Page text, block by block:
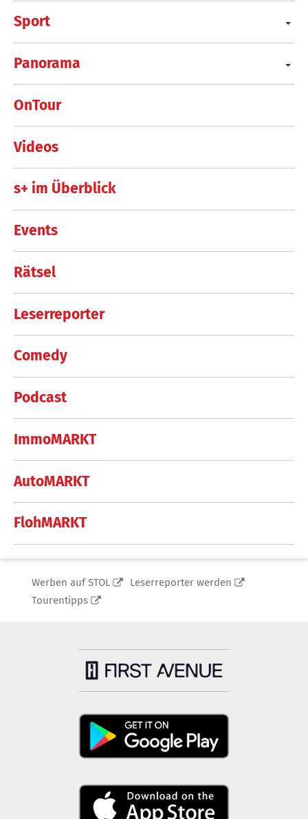
Sport
Panorama
OnTour
Videos
s+ im Überblick
Events
Rätsel
Leserreporter
Comedy
Podcast
ImmoMARKT
AutoMARKT
FlohMARKT
Werben auf STOL
Leserreporter werden
Tourentipps